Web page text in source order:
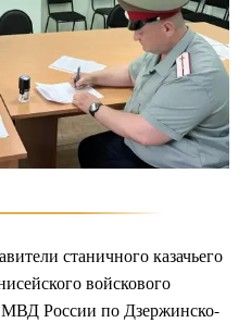
станичного казачьего
войскового
МВД России по Дзержинско-